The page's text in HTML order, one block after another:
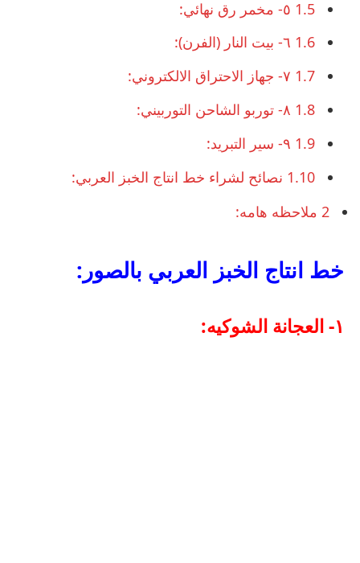
1.5
1.6
1.7
1.8
1.9
1.10 نصائح لشراء خط انتاج الخبز العربي:
2 ملاحظه هامه:
خط انتاج الخبز العربي بالصور:
١- العجانة الشوكيه: